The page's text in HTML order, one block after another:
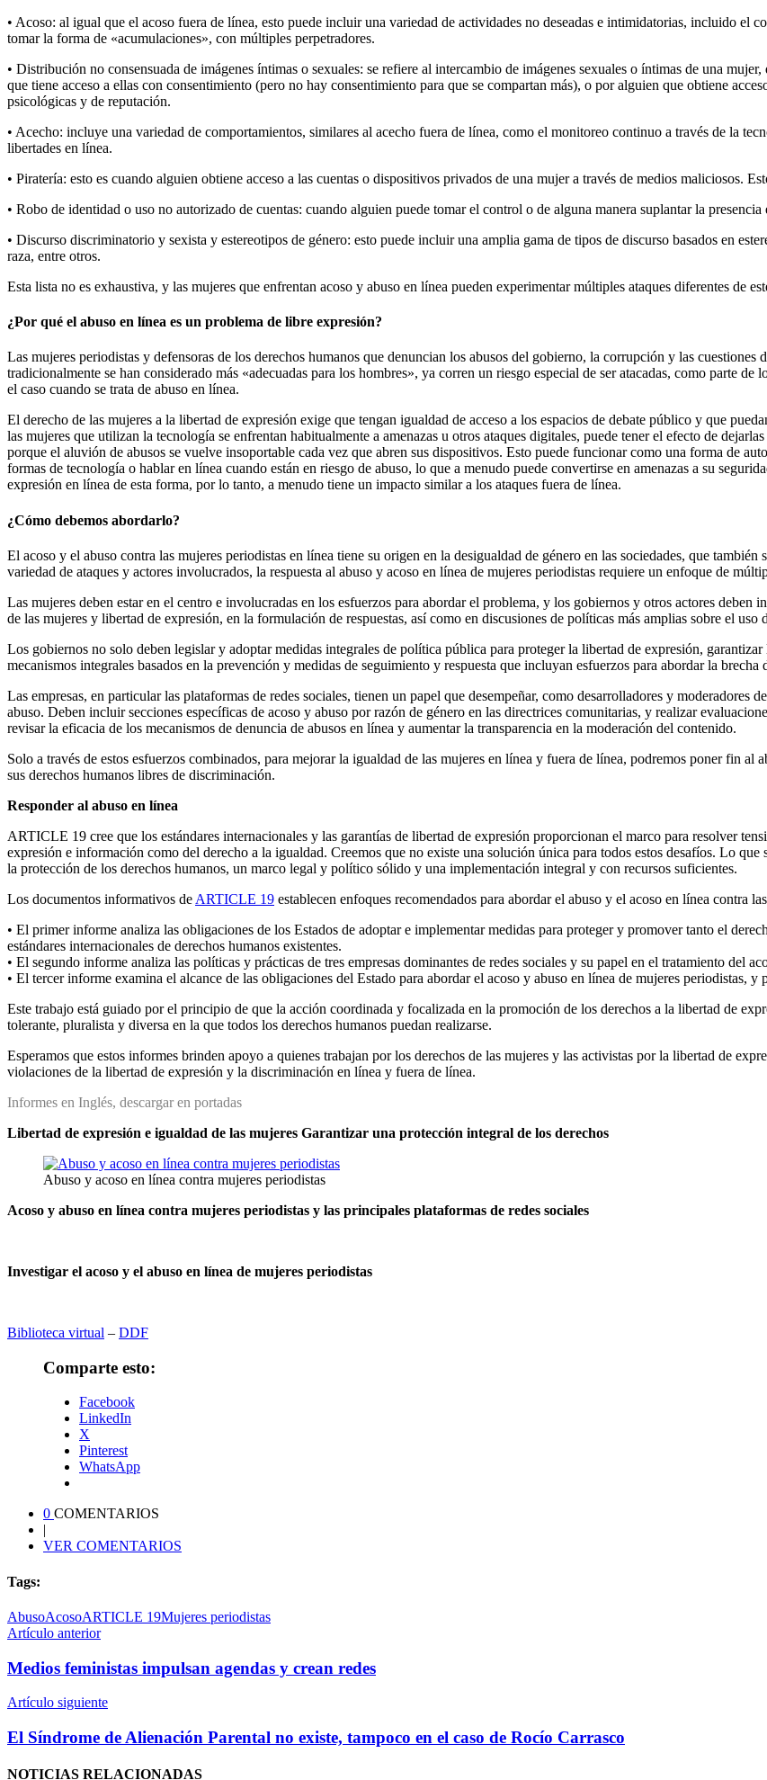
• Acoso: al igual que el acoso fuera de línea, esto puede incluir una variedad de actividades no deseadas e intimidatorias, incluido el
tomar la forma de «acumulaciones», con múltiples perpetradores.
• Distribución no consensuada de imágenes íntimas o sexuales: se refiere al intercambio de imágenes sexuales o íntimas de una
que tiene acceso a ellas con consentimiento (pero no hay consentimiento para que se compartan más), o por alguien que obtiene
psicológicas y de reputación.
• Acecho: incluye una variedad de comportamientos, similares al acecho fuera de línea, como el monitoreo continuo a través de la
libertades en línea.
• Piratería: esto es cuando alguien obtiene acceso a las cuentas o dispositivos privados de una mujer a través de medios maliciosos.
• Robo de identidad o uso no autorizado de cuentas: cuando alguien puede tomar el control o de alguna manera suplantar la presencia
• Discurso discriminatorio y sexista y estereotipos de género: esto puede incluir una amplia gama de tipos de discurso basados ​​en
raza, entre otros.
Esta lista no es exhaustiva, y las mujeres que enfrentan acoso y abuso en línea pueden experimentar múltiples ataques diferentes de
¿Por qué el abuso en línea es un problema de libre expresión?
Las mujeres periodistas y defensoras de los derechos humanos que denuncian los abusos del gobierno, la corrupción y las cuestiones
tradicionalmente se han considerado más «adecuadas para los hombres», ya corren un riesgo especial de ser atacadas, como parte
el caso cuando se trata de abuso en línea.
El derecho de las mujeres a la libertad de expresión exige que tengan igualdad de acceso a los espacios de debate público y que
las mujeres que utilizan la tecnología se enfrentan habitualmente a amenazas u otros ataques digitales, puede tener el efecto de
porque el aluvión de abusos se vuelve insoportable cada vez que abren sus dispositivos. Esto puede funcionar como una forma de
formas de tecnología o hablar en línea cuando están en riesgo de abuso, lo que a menudo puede convertirse en amenazas a su
expresión en línea de esta forma, por lo tanto, a menudo tiene un impacto similar a los ataques fuera de línea.
¿Cómo debemos abordarlo?
El acoso y el abuso contra las mujeres periodistas en línea tiene su origen en la desigualdad de género en las sociedades, que
variedad de ataques y actores involucrados, la respuesta al abuso y acoso en línea de mujeres periodistas requiere un enfoque de
Las mujeres deben estar en el centro e involucradas en los esfuerzos para abordar el problema, y ​​los gobiernos y otros actores
de las mujeres y libertad de expresión, en la formulación de respuestas, así como en discusiones de políticas más amplias sobre el uso
Los gobiernos no solo deben legislar y adoptar medidas integrales de política pública para proteger la libertad de expresión,
mecanismos integrales basados ​​en la prevención y medidas de seguimiento y respuesta que incluyan esfuerzos para abordar la
Las empresas, en particular las plataformas de redes sociales, tienen un papel que desempeñar, como desarrolladores y moderadores
abuso. Deben incluir secciones específicas de acoso y abuso por razón de género en las directrices comunitarias, y realizar
revisar la eficacia de los mecanismos de denuncia de abusos en línea y aumentar la transparencia en la moderación del contenido.
Solo a través de estos esfuerzos combinados, para mejorar la igualdad de las mujeres en línea y fuera de línea, podremos poner fin
sus derechos humanos libres de discriminación.
Responder al abuso en línea
ARTICLE 19 cree que los estándares internacionales y las garantías de libertad de expresión proporcionan el marco para resolver
expresión e información como del derecho a la igualdad. Creemos que no existe una solución única para todos estos desafíos. Lo
la protección de los derechos humanos, un marco legal y político sólido y una implementación integral y con recursos suficientes.
Los documentos informativos de ARTICLE 19 establecen enfoques recomendados para abordar el abuso y el acoso en línea contra
• El primer informe analiza las obligaciones de los Estados de adoptar e implementar medidas para proteger y promover tanto el
estándares internacionales de derechos humanos existentes.
• El segundo informe analiza las políticas y prácticas de tres empresas dominantes de redes sociales y su papel en el tratamiento del
• El tercer informe examina el alcance de las obligaciones del Estado para abordar el acoso y abuso en línea de mujeres periodistas,
Este trabajo está guiado por el principio de que la acción coordinada y focalizada en la promoción de los derechos a la libertad de
tolerante, pluralista y diversa en la que todos los derechos humanos puedan realizarse.
Esperamos que estos informes brinden apoyo a quienes trabajan por los derechos de las mujeres y las activistas por la libertad de
violaciones de la libertad de expresión y la discriminación en línea y fuera de línea.
Informes en Inglés, descargar en portadas
Libertad de expresión e igualdad de las mujeres Garantizar una protección integral de los derechos
Abuso y acoso en línea contra mujeres periodistas
Acoso y abuso en línea contra mujeres periodistas y las principales plataformas de redes sociales
Investigar el acoso y el abuso en línea de mujeres periodistas
Biblioteca virtual – DDF
Comparte esto:
Facebook
LinkedIn
X
Pinterest
WhatsApp
0 COMENTARIOS
|
VER COMENTARIOS
Tags:
AbusoAcosoARTICLE 19Mujeres periodistas
Artículo anterior
Medios feministas impulsan agendas y crean redes
Artículo siguiente
El Síndrome de Alienación Parental no existe, tampoco en el caso de Rocío Carrasco
NOTICIAS RELACIONADAS